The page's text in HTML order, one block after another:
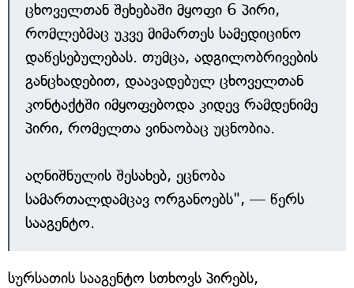
ცხოველთან შეხებაში მყოფი 6 პირი,
რომლებმაც უკვე მიმართეს სამედიცინო
დაწესებულებას. თუმცა, ადგილობრივების
განცხადებით, დაავადებულ ცხოველთან
კონტაქტში იმყოფებოდა კიდევ რამდენიმე
პირი, რომელთა ვინაობაც უცნობია.
აღნიშნულის შესახებ, ეცნობა
სამართალდამცავ ორგანოებს", — წერს
სააგენტო.
სურსათის სააგენტო სთხოვს პირებს,